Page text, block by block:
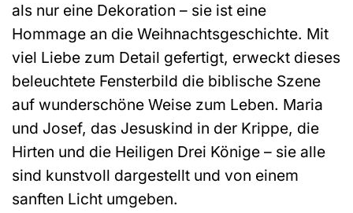
als nur eine Dekoration – sie ist eine
Hommage an die Weihnachtsgeschichte. Mit
viel Liebe zum Detail gefertigt, erweckt dieses
beleuchtete Fensterbild die biblische Szene
auf wunderschöne Weise zum Leben. Maria
und Josef, das Jesuskind in der Krippe, die
Hirten und die Heiligen Drei Könige – sie alle
sind kunstvoll dargestellt und von einem
sanften Licht umgeben.